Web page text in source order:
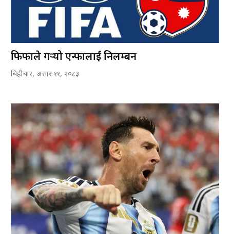
फिफाले गर्‍यो एन्फालाई निलम्बन
बिहीबार, असार ११, २०८३